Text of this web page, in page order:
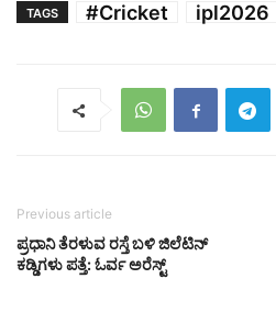
TAGS #Cricket ipl2026
Previous article
ಪ್ರಧಾನಿ ತೆರಳುವ ರಸ್ತೆ ಬಳಿ ಜಿಲೆಟಿನ್
ಕಡ್ಡಿಗಳು ಪತ್ತೆ: ಓರ್ವ ಅರೆಸ್ಟ್​